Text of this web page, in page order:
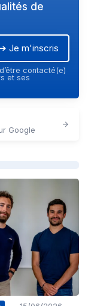
de
Je m'inscris
contacté(e)
et ses
Google